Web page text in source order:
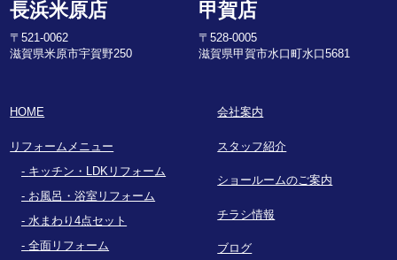
長浜米原店
〒521-0062
滋賀県米原市宇賀野250
甲賀店
〒528-0005
滋賀県甲賀市水口町水口5681
HOME
リフォームメニュー
キッチン・LDKリフォーム
お風呂・浴室リフォーム
水まわり4点セット
全面リフォーム
会社案内
スタッフ紹介
ショールームのご案内
チラシ情報
ブログ